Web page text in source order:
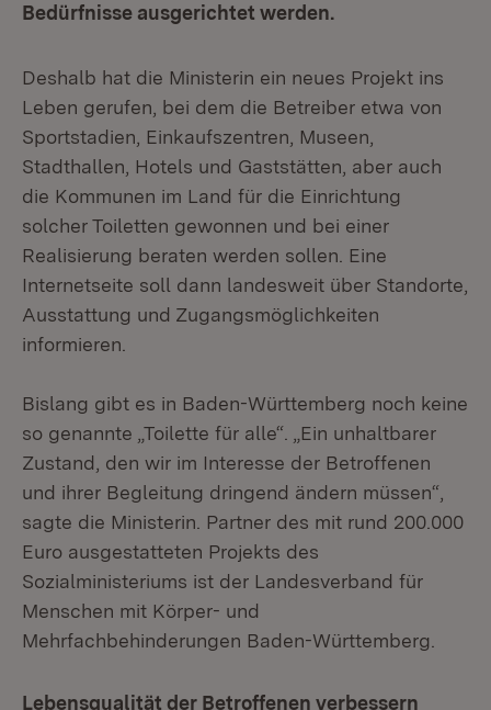
Bedürfnisse ausgerichtet werden.
Deshalb hat die Ministerin ein neues Projekt ins
Leben gerufen, bei dem die Betreiber etwa von
Sportstadien, Einkaufszentren, Museen,
Stadthallen, Hotels und Gaststätten, aber auch
die Kommunen im Land für die Einrichtung
solcher Toiletten gewonnen und bei einer
Realisierung beraten werden sollen. Eine
Internetseite soll dann landesweit über Standorte,
Ausstattung und Zugangsmöglichkeiten
informieren.
Bislang gibt es in Baden-Württemberg noch keine
so genannte „Toilette für alle“. „Ein unhaltbarer
Zustand, den wir im Interesse der Betroffenen
und ihrer Begleitung dringend ändern müssen“,
sagte die Ministerin. Partner des mit rund 200.000
Euro ausgestatteten Projekts des
Sozialministeriums ist der Landesverband für
Menschen mit Körper- und
Mehrfachbehinderungen Baden-Württemberg.
Lebensqualität der Betroffenen verbessern